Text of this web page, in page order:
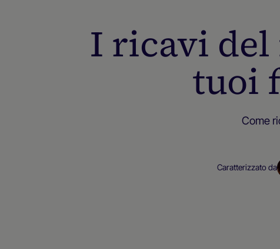
I ricavi del
tuoi
Come
Caratterizzato da